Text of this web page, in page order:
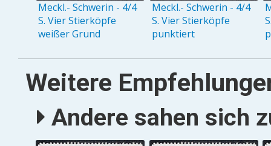
Meckl.- Schwerin - 4/4
S. Vier Stierköpfe
weißer Grund
Meckl.- Schwerin - 4/4
S. Vier Stierköpfe
punktiert
Weitere
Andere sahen sich